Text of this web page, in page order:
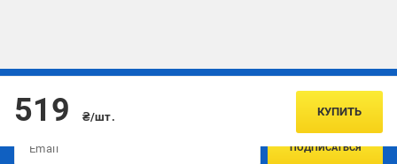
519 ₴/шт. КУПИТЬ
Подписывайтесь, чтобы узнавать первым об акцияx и
ПОДПИСАТЬСЯ